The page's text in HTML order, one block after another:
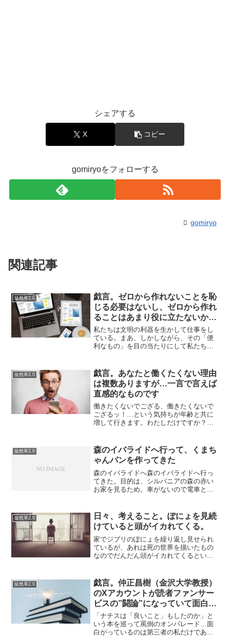
シェアする
X コピー
gomiryoをフォローする
gomiryo
関連記事
徒然草2.0
戯言。ゼロから作れないことを恥
じる必要はないし、ゼロから作れ
ることはあまり役に立たないから
偉くない。
私たちは文明の利器を生かして仕事をし
ている。まあ、しかしながら、その「便
利なもの」を目の当たりにして私たち
する。例えば、身近で分かりやすい例を
上げるとすると、なんらか...
徒然草2.0
戯言。あなたと働くたくない理由
は複数ありますが…一言で言えば
直感的なものです
働きたくないでござる、働きたくないで
ござるッ！…という気持ちが年齢と共に
増して行きます。わたしだけですか？給
すが。しかし、安くて使える人を企業も
求めているものです。「希...
徒然草2.0
森のイバライドへ行って、くまち
ゃんパンを作ってきた
森のイバライドへ森のイバライドへ行っ
てきた。目的は、シルバニアの森の赤い
お家を見るため。車がないので電車とバ
以来だ。まさかもう一度、何か目的があ
って牛久を訪れると思って...
徒然草2.0
日々、考えること。ぽにょを見続
けていると頭がイカれてくる。
家でジブリのぽにょを繰り返し見せられ
ているが、あれは死の世界を描いたもの
なのでだんだん頭がイカれてくるという
と頭がイカれてくるタイプのものだ。恐
怖を感じる人もいるそうだ...
徒然草2.0
戯言。仲正昌樹（金沢大学教授）
のXアカウントが読者ファンサー
ビスの”闘論”になっていて面白い
件
「ナチスは「良いこと」もしたのか」と
いう本を巡って罵倒のオンパレード…面
白がっているのは第三者の私だけであり